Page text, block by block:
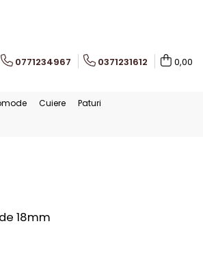
0771234967 0371231612 0,00
Cuiere
Paturi
18mm